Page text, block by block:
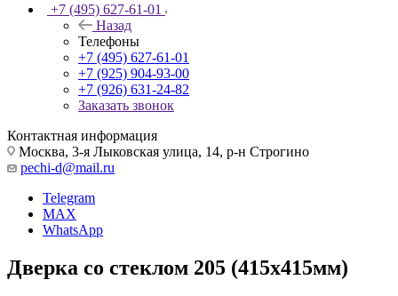
+7 (495) 627-61-01
Назад
Телефоны
+7 (495) 627-61-01
+7 (925) 904-93-00
+7 (926) 631-24-82
Заказать звонок
Контактная информация
Москва, 3-я Лыковская улица, 14, р-н Строгино
pechi-d@mail.ru
Telegram
MAX
WhatsApp
Дверка со стеклом 205 (415х415мм)